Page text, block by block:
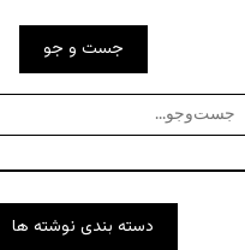
جست و جو
برای:
دسته بندی نوشته ها